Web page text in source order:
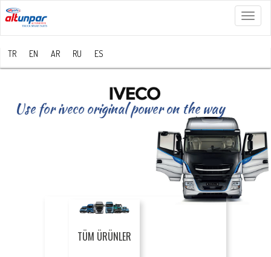
Menü
TR EN AR RU ES
Use for iveco original power on the way
TÜM ÜRÜNLER